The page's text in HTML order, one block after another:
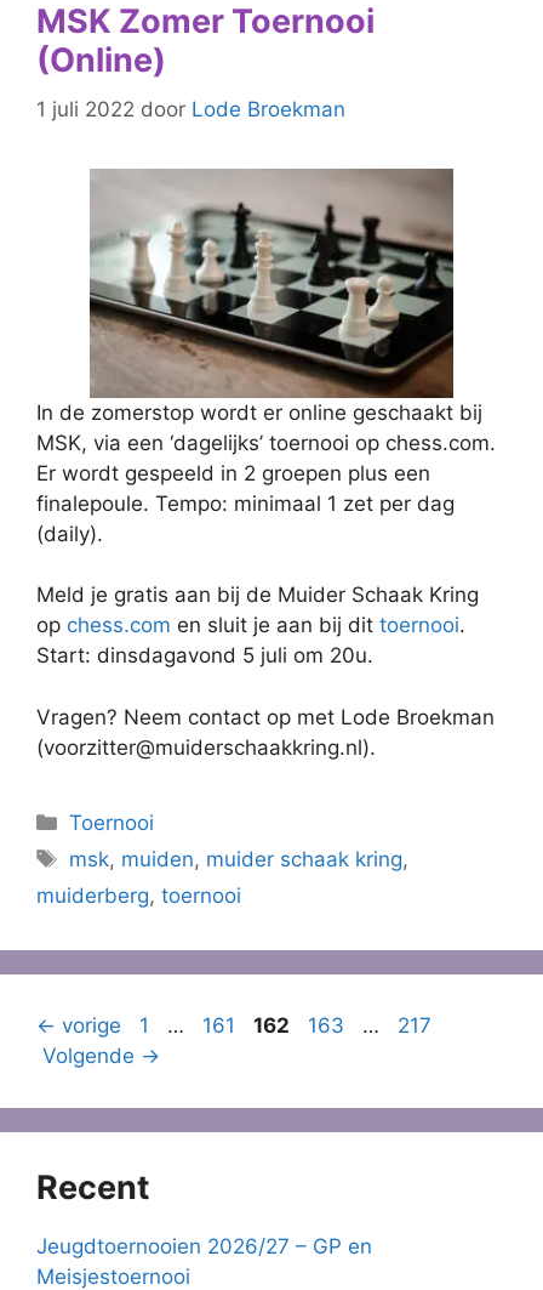
MSK Zomer Toernooi
(Online)
1 juli 2022 door Lode Broekman
In de zomerstop wordt er online geschaakt bij
MSK, via een ‘dagelijks’ toernooi op chess.com.
Er wordt gespeeld in 2 groepen plus een
finalepoule. Tempo: minimaal 1 zet per dag
(daily).
Meld je gratis aan bij de Muider Schaak Kring
op chess.com en sluit je aan bij dit toernooi.
Start: dinsdagavond 5 juli om 20u.
Vragen? Neem contact op met Lode Broekman
(voorzitter@muiderschaakkring.nl).
Categorieën
Toernooi
Tags
msk, muiden, muider schaak kring,
muiderberg, toernooi
← vorige Pagina
1 … Pagina
161 Pagina
162 Pagina
163 … Pagina
217
Volgende →
Recent
Jeugdtoernooien 2026/27 – GP en
Meisjestoernooi